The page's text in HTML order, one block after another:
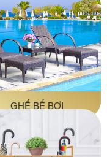
GHẾ BỂ BƠI